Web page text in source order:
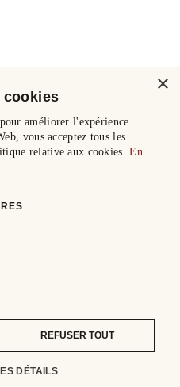
×
cookies
améliorer l'expérience
vous acceptez tous les
relative aux cookies.En
REFUSER TOUT
DÉTAILS